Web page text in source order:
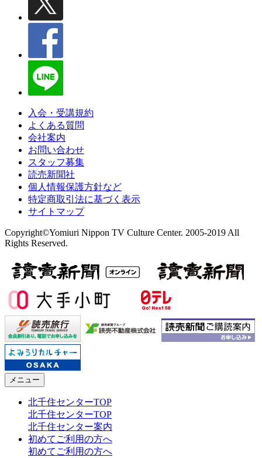
入会・受講規約
よくある質問
会社案内
お問い合わせ
スタッフ募集
読売新聞社
個人情報保護方針など
特定商取引法に基づく表示
サイトマップ
Copyright©Yomiuri Nippon TV Culture Center. 2005-2019 All
Rights Reserved.
メニュー
北千住センターTOP
北千住センターTOP
北千住センター案内
初めてご利用の方へ
初めてご利用の方へ